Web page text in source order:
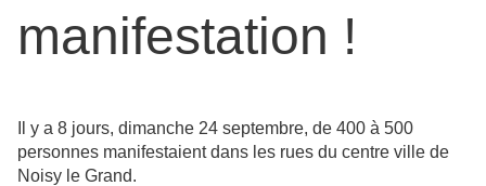
manifestation !
Il y a 8 jours, dimanche 24 septembre, de 400 à 500
personnes manifestaient dans les rues du centre ville de
Noisy le Grand.